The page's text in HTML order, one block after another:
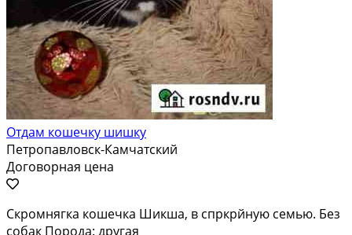
Отдам кошечку шишку
Петропавловск-Камчатский
Договорная цена
Скромнягка кошечка Шикша, в спркрйную семью. Без
собак Порода: другая